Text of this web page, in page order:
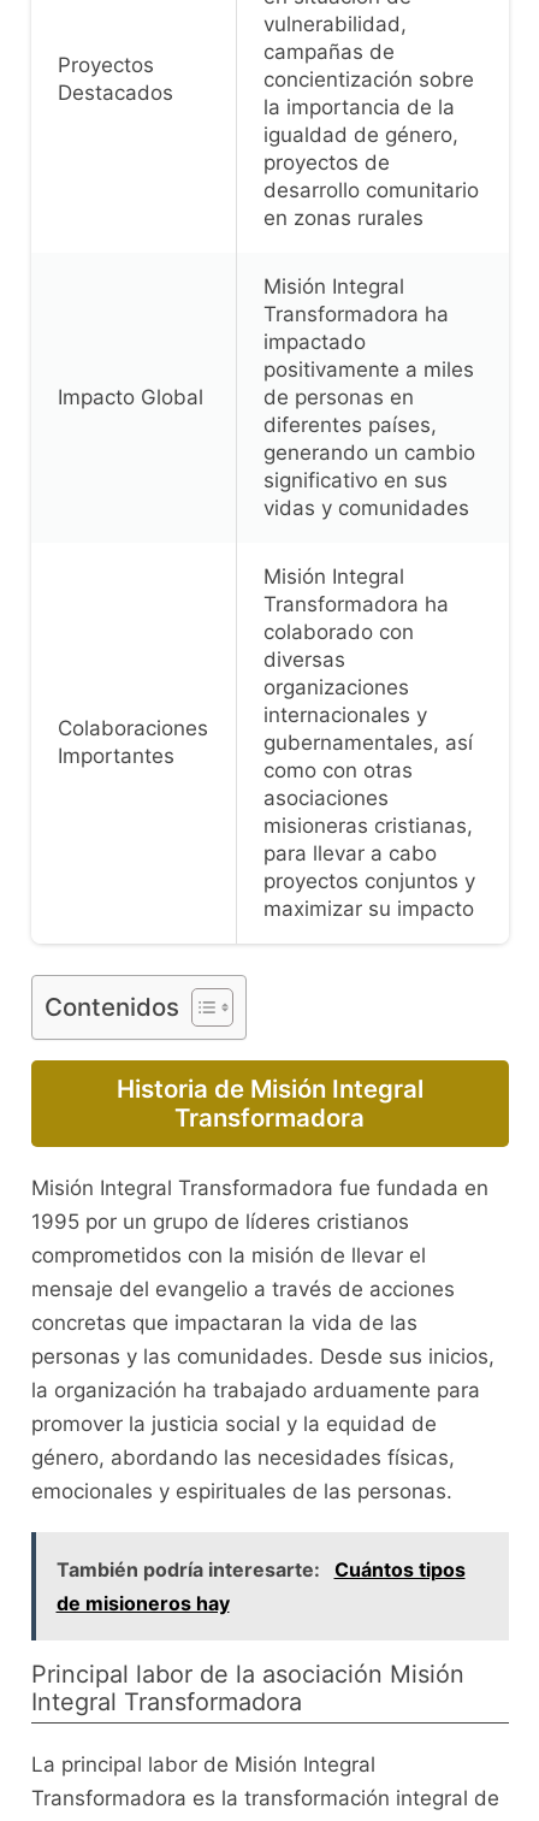
Proyectos
Destacados
vulnerabilidad,
campañas de
concientización sobre
la importancia de la
igualdad de género,
proyectos de
desarrollo comunitario
en zonas rurales
Impacto Global
Misión Integral
Transformadora ha
impactado
positivamente a miles
de personas en
diferentes países,
generando un cambio
significativo en sus
vidas y comunidades
Colaboraciones
Importantes
Misión Integral
Transformadora ha
colaborado con
diversas
organizaciones
internacionales y
gubernamentales, así
como con otras
asociaciones
misioneras cristianas,
para llevar a cabo
proyectos conjuntos y
maximizar su impacto
Contenidos
Historia de Misión Integral
Transformadora
Misión Integral Transformadora fue fundada en
1995 por un grupo de líderes cristianos
comprometidos con la misión de llevar el
mensaje del evangelio a través de acciones
concretas que impactaran la vida de las
personas y las comunidades. Desde sus inicios,
la organización ha trabajado arduamente para
promover la justicia social y la equidad de
género, abordando las necesidades físicas,
emocionales y espirituales de las personas.
También podría interesarte:
Cuántos tipos
de misioneros hay
Principal labor de la asociación Misión
Integral Transformadora
La principal labor de Misión Integral
Transformadora es la transformación integral de